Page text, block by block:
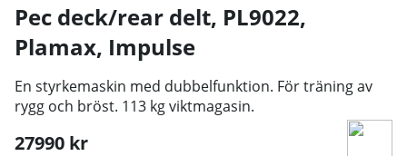
Pec deck/rear delt, PL9022,
Plamax, Impulse
En styrkemaskin med dubbelfunktion. För träning av
rygg och bröst. 113 kg viktmagasin.
27990 kr